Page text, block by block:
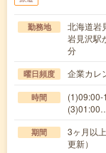
勤務地
北海道岩
岩見沢駅
分
曜日頻度 企業カレ
時間
期間
3ヶ月以
更新）